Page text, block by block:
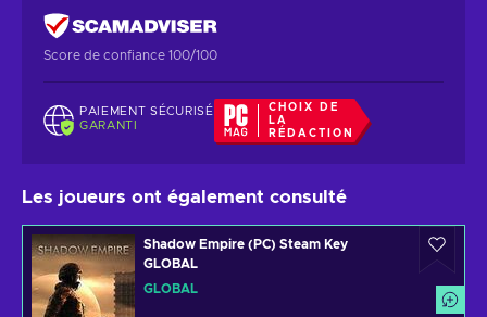
Score de confiance 100/100
PAIEMENT SÉCURISÉ
GARANTI
CHOIX DE
LA
RÉDACTION
Les joueurs ont également consulté
Shadow Empire (PC) Steam Key
GLOBAL
GLOBAL